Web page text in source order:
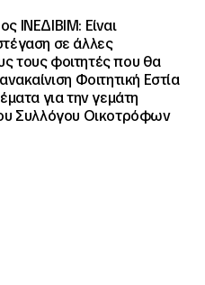
ΙΝΕΔΙΒΙΜ: Είναι
σε άλλες
τους φοιτητές που θα
Φοιτητική Εστία
για την γεμάτη
Συλλόγου Οικοτρόφων